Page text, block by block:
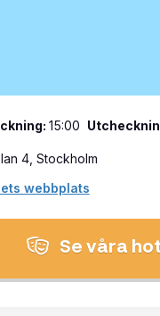
15:00
4, Stockholm
webbplats
Se våra